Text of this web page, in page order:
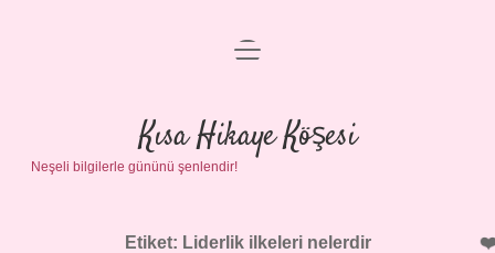
Anasayfa
Gizlilik Politikası
Yasal Uyarı
menüyü
Kısa Hikaye Köşesi
Neşeli bilgilerle gününü şenlendir!
Etiket: Liderlik ilkeleri nelerdir